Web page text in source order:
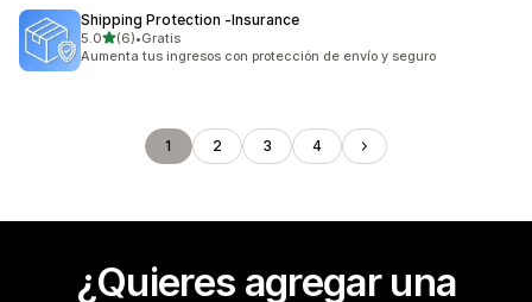
Shipping Protection ‑Insurance
5.0de 5 estrellas
(6)
6 reseñas en total
•Gratis
Aumenta tus ingresos con protección de envío y seguro
1 2 3 4
¿Quieres agregar una